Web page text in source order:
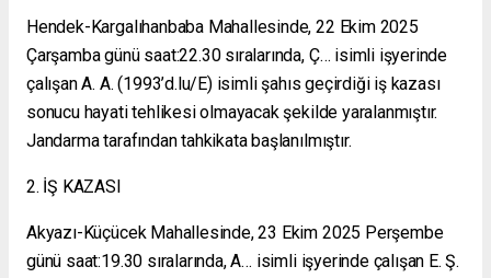
Hendek-Kargalıhanbaba Mahallesinde, 22 Ekim 2025
Çarşamba günü saat:22.30 sıralarında, Ç… isimli işyerinde
çalışan A. A. (1993’d.lu/E) isimli şahıs geçirdiği iş kazası
sonucu hayati tehlikesi olmayacak şekilde yaralanmıştır.
Jandarma tarafından tahkikata başlanılmıştır.
2. İŞ KAZASI
Akyazı-Küçücek Mahallesinde, 23 Ekim 2025 Perşembe
günü saat:19.30 sıralarında, A… isimli işyerinde çalışan E. Ş.